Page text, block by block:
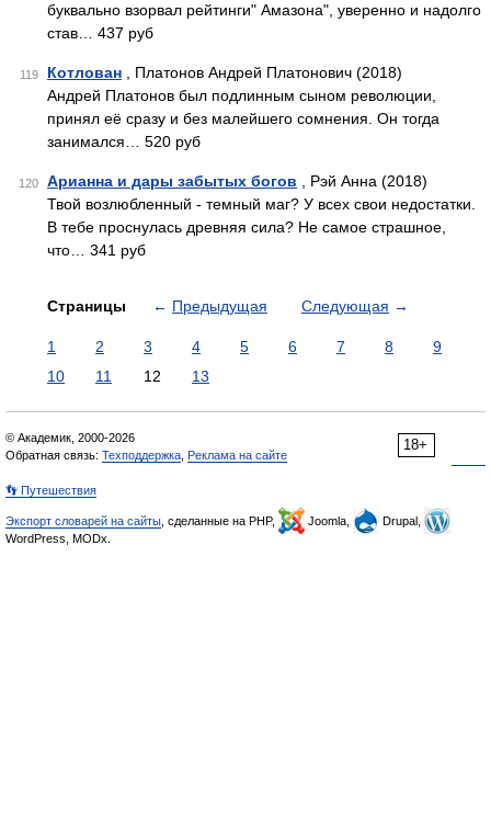
буквально взорвал рейтинги" Амазона", уверенно и надолго
став… 437 руб
119 Котлован , Платонов Андрей Платонович (2018)
Андрей Платонов был подлинным сыном революции,
принял её сразу и без малейшего сомнения. Он тогда
занимался… 520 руб
120 Арианна и дары забытых богов , Рэй Анна (2018)
Твой возлюбленный - темный маг? У всех свои недостатки.
В тебе проснулась древняя сила? Не самое страшное,
что… 341 руб
Страницы ← Предыдущая Следующая →
1 2 3 4 5 6 7 8
9
10
11 12 13
18+
© Академик, 2000-2026
Обратная связь: Техподдержка Реклама на сайте
👣 Путешествия
Экспорт словарей на сайты , сделанные на PHP, Joomla,
Drupal,
WordPress, MODx.